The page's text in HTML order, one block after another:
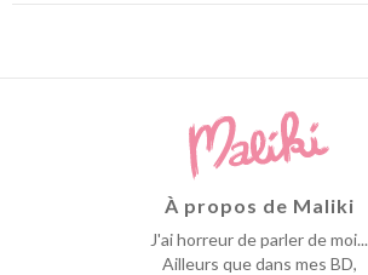
À propos de Maliki
J'ai horreur de parler de moi...
Ailleurs que dans mes BD,